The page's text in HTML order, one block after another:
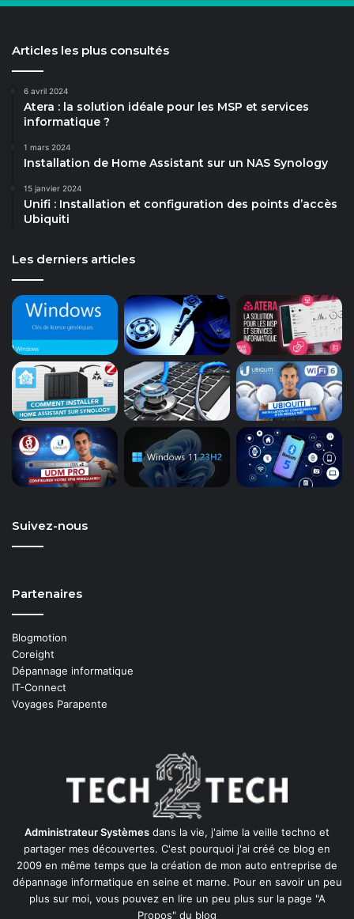
Articles les plus consultés
6 avril 2024
Atera : la solution idéale pour les MSP et services
informatique ?
1 mars 2024
Installation de Home Assistant sur un NAS Synology
15 janvier 2024
Unifi : Installation et configuration des points d’accès
Ubiquiti
Les derniers articles
Suivez-nous
Partenaires
Blogmotion
Coreight
Dépannage informatique
IT-Connect
Voyages Parapente
Administrateur Systèmes dans la vie, j'aime la veille techno et
partager mes découvertes. C'est pourquoi j'ai créé ce blog en
2009 en même temps que la création de mon auto entreprise de
dépannage informatique en seine et marne. Pour en savoir un peu
plus sur moi, vous pouvez en lire un peu plus sur la page "A
Propos" du blog